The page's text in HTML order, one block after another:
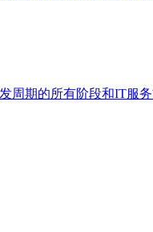
期的所有阶段和IT服